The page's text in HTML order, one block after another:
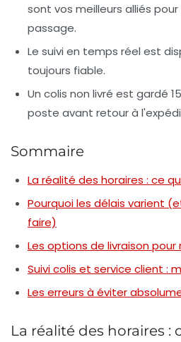
sont vos meilleurs alliés
passage.
Le suivi en temps réel est
toujours fiable.
Un colis non livré est gardé
poste avant retour à
Sommaire
La réalité des horaires : ce
Pourquoi les délais varient
faire)
Les options de livraison
Suivi colis et service client :
Les erreurs à éviter
La réalité des horaires :